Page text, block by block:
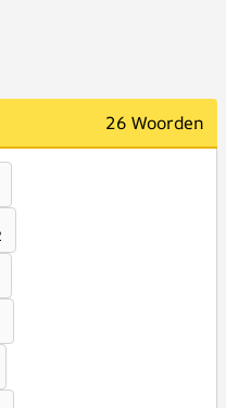
26 Woorden